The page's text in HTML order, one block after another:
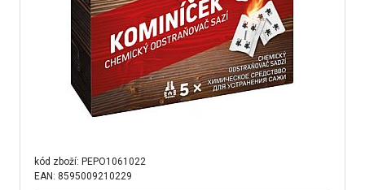
kód zboží: PEPO1061022
EAN: 8595009210229